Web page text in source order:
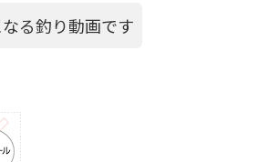
る釣り動画です